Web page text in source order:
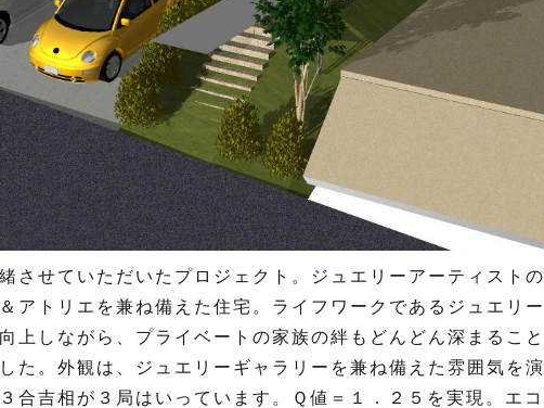
させていただいたプロジェクト。ジュエリーアーティスト
アトリエを兼ね備えた住宅。ライフワークであるジュエリ
上しながら、プライベートの家族の絆もどんどん深まるこ
た。外観は、ジュエリーギャラリーを兼ね備えた雰囲気を演
合吉相が３局はいっています。Ｑ値＝１．２５を実現。エコ